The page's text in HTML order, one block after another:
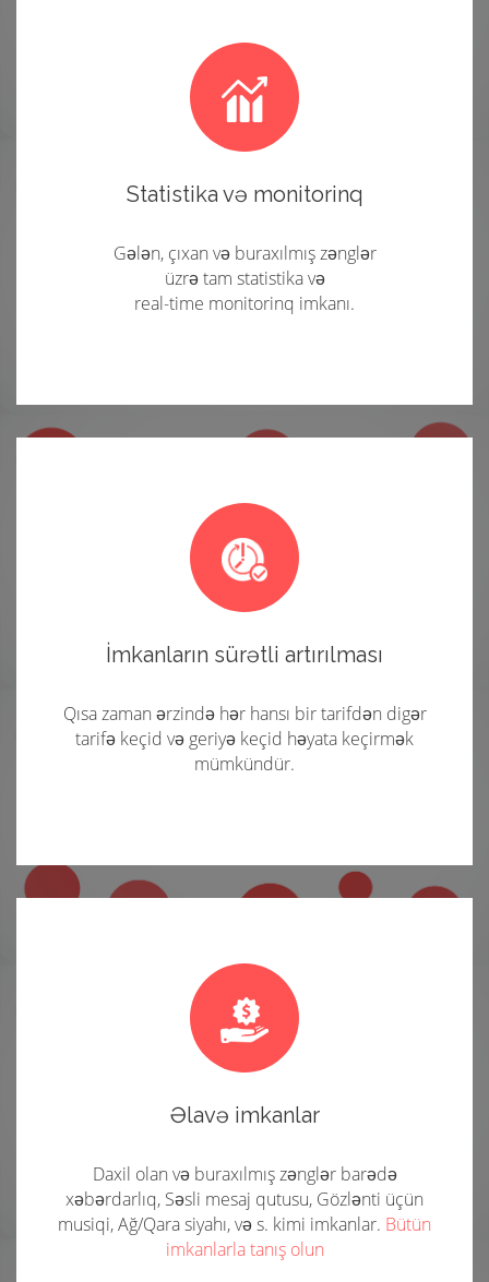
Statistika və monitorinq
Gələn, çıxan və buraxılmış zənglər
üzrə tam statistika və
real-time monitorinq imkanı.
İmkanların sürətli artırılması
Qısa zaman ərzində hər hansı bir tarifdən digər
tarifə keçid və geriyə keçid həyata keçirmək
mümkündür.
Əlavə imkanlar
Daxil olan və buraxılmış zənglər barədə
xəbərdarlıq, Səsli mesaj qutusu, Gözlənti üçün
musiqi, Ağ/Qara siyahı, və s. kimi imkanlar. Bütün
imkanlarla tanış olun